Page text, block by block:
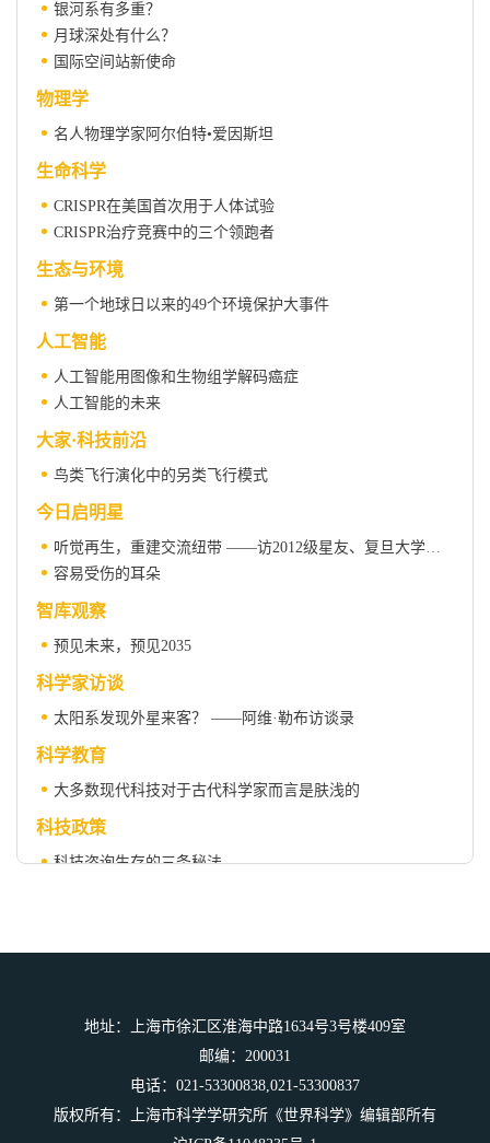
银河系有多重？
月球深处有什么？
国际空间站新使命
物理学
名人物理学家阿尔伯特•爱因斯坦
生命科学
CRISPR在美国首次用于人体试验
CRISPR治疗竞赛中的三个领跑者
生态与环境
第一个地球日以来的49个环境保护大事件
人工智能
人工智能用图像和生物组学解码癌症
人工智能的未来
大家·科技前沿
鸟类飞行演化中的另类飞行模式
今日启明星
听觉再生，重建交流纽带 ——访2012级星友、复旦大学附属眼耳鼻喉科医院孙珊教授
容易受伤的耳朵
智库观察
预见未来，预见2035
科学家访谈
太阳系发现外星来客？ ——阿维·勒布访谈录
科学教育
大多数现代科技对于古代科学家而言是肤浅的
科技政策
科技咨询生存的三条秘法
精神病学无法治愈的傲慢
微科幻
地址：上海市徐汇区淮海中路1634号3号楼409室
邮编：200031
电话：021-53300838,021-53300837
版权所有：上海市科学学研究所《世界科学》编辑部所有